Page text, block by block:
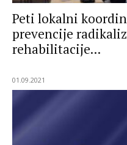
Peti lokalni
prevencije
rehabilitacije...
01.09.2021